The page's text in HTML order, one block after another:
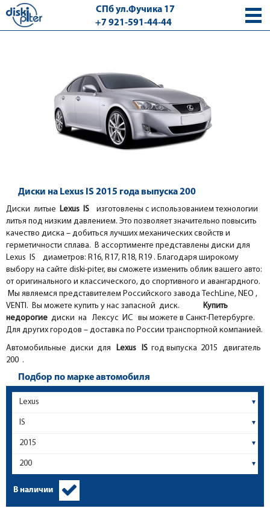
СПб ул.Фучика 17
+7 921-591-44-44
Диски на Lexus IS 2015 года выпуска 200
Диски литые Lexus IS изготовлены с использованием технологии
литья под низким давлением. Это позволяет значительно повысить
качество диска – добиться лучших механических свойств и
герметичности сплава. В ассортименте представлены диски для
Lexus IS диаметров: R16, R17, R18, R19 . Благодаря широкому
выбору на сайте diski-piter, вы сможете изменить облик вашего авто:
от оригинального и классического, до спортивного и авангардного.
Мы являемся представителем Российского завода TechLine, NEO ,
VENTI. Вы можете купить у нас запасной диск. Купить
недорогие диски на Лексус ИС вы можете в Санкт-Петербурге.
Для других городов – доставка по России транспортной компанией.
Автомобильные диски для
Lexus IS год выпуска 2015 двигатель
200 .
Подбор по марке автомобиля
В наличии